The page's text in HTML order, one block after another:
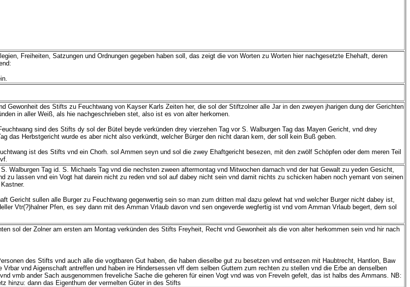
Freiheiten, Satzungen und Ordnungen gegeben haben soll, das zeigt die von Worten zu Worten hier nachgesetzte Ehehaft, deren
Gewonheit des Stifts zu Feuchtwang von Kayser Karls Zeiten her, die sol der Stiftzolner alle Jar in den zweyen jharigen dung der Gerichten
in aller Weiß, als hie nachgeschrieben stet, also ist es von alter herkomen.
sind des Stifts dy sol der Bütel beyde verkünden drey vierzehen Tag vor S. Walburgen Tag das Mayen Gericht, vnd drey
das Herbstgericht wurde es aber nicht also verkündt, welcher Bürger den nicht daran kem, der soll kein Buß geben.
ist des Stifts vnd ein Chorh. sol Ammen seyn und sol die zwey Ehaftgericht besezen, mit den zwölf Schöpfen oder dem meren Teil
Walburgen Tag id. S. Michaels Tag vnd die nechsten zween aftermontag vnd Mitwochen darnach vnd der hat Gewalt zu yeden Gesicht,
zu lassen vnd ein Vogt hat darein nicht zu reden vnd sol auf dabey nicht sein vnd damit nichts zu schicken haben noch yemant von seinen
Gericht sullen alle Burger zu Feuchtwang gegenwertig sein so man zum dritten mal dazu gelewt hat vnd welcher Burger nicht dabey ist,
Vtr(?)halner Pfen, es sey dann mit des Amman Vrlaub davon vnd sen ongeverde wegfertig ist vnd vom Amman Vrlaub begert, dem sol
sol der Zolner am ersten am Montag verkünden des Stifts Freyheit, Recht vnd Gewonheit als die von alter herkommen sein vnd hir nach
des Stifts vnd auch alle die vogtbaren Gut haben, die haben dieselbe gut zu besetzen vnd entsezen mit Haubtrecht, Hantlon, Baw
Vrbar vnd Aigenschaft antreffen und haben ire Hindersessen vff dem selben Guttern zum rechten zu stellen vnd die Erbe an denselben
vmb ander Sach ausgenommen freveliche Sache die geheren für einen Vogt vnd was von Freveln gefelt, das ist halbs des Ammans. NB:
hinzu: dann das Eigenthum der vermelten Güter in des Stifts